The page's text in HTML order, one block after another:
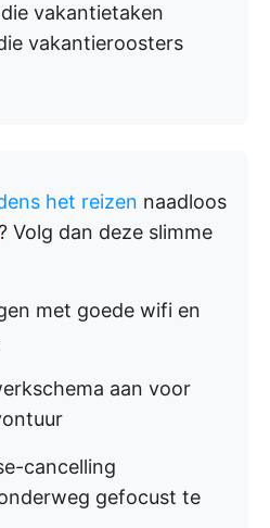
vakantietaken
vakantieroosters
het reizen naadloos
Volg dan deze slimme
met goede wifi en
aan voor
cancelling
gefocust te